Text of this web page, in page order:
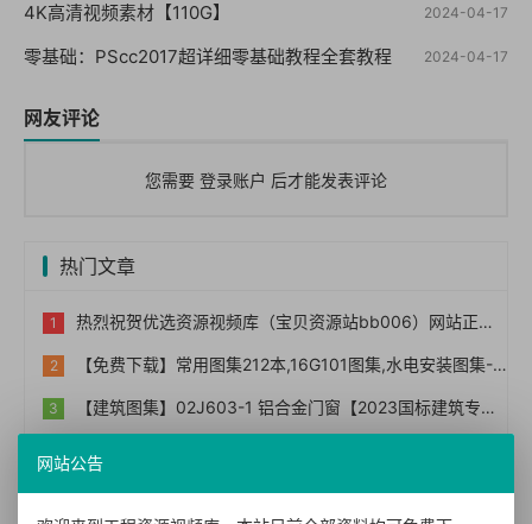
2024-04-17
4K高清视频素材【110G】
2024-04-17
零基础：PScc2017超详细零基础教程全套教程
网友评论
您需要 登录账户 后才能发表评论
热门文章
热烈祝贺优选资源视频库（宝贝资源站bb006）网站正式上线！！
【免费下载】常用图集212本,16G101图集,水电安装图集-254本【01-0014】
【建筑图集】02J603-1 铝合金门窗【2023国标建筑专业图集大全】
2024年二建 管理 文档总结、电子教材、历年真题
网站公告